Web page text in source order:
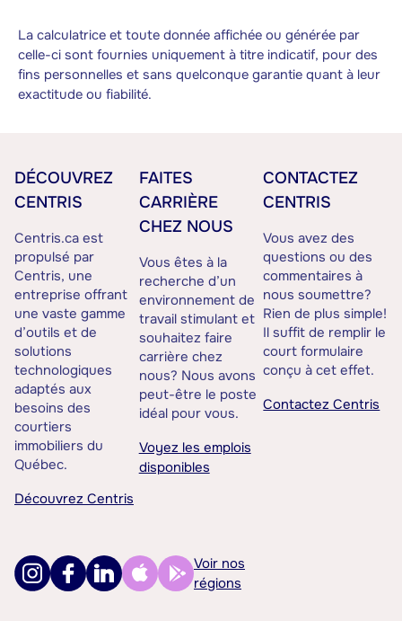
La calculatrice et toute donnée affichée ou générée par
celle-ci sont fournies uniquement à titre indicatif, pour des
fins personnelles et sans quelconque garantie quant à leur
exactitude ou fiabilité.
DÉCOUVREZ
CENTRIS
Centris.ca est
propulsé par
Centris, une
entreprise offrant
une vaste gamme
d’outils et de
solutions
technologiques
adaptés aux
besoins des
courtiers
immobiliers du
Québec.
Découvrez Centris
FAITES
CARRIÈRE
CHEZ NOUS
Vous êtes à la
recherche d’un
environnement de
travail stimulant et
souhaitez faire
carrière chez
nous? Nous avons
peut-être le poste
idéal pour vous.
Voyez les emplois
disponibles
CONTACTEZ
CENTRIS
Vous avez des
questions ou des
commentaires à
nous soumettre?
Rien de plus simple!
Il suffit de remplir le
court formulaire
conçu à cet effet.
Contactez Centris
Voir nos
régions